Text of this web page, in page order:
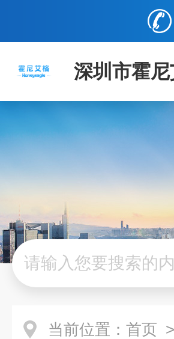
深圳市霍
当前位置： 首页